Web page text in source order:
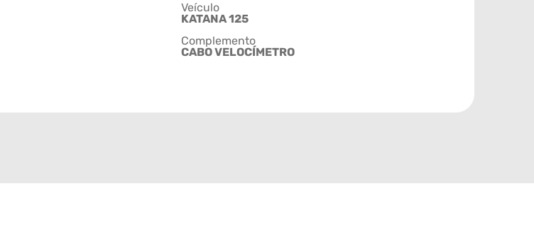
Veículo
KATANA 125
Complemento
CABO VELOCÍMETRO